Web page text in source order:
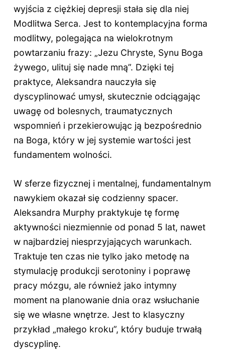
wyjścia z ciężkiej depresji stała się dla niej
Modlitwa Serca. Jest to kontemplacyjna forma
modlitwy, polegająca na wielokrotnym
powtarzaniu frazy: „Jezu Chryste, Synu Boga
żywego, ulituj się nade mną”. Dzięki tej
praktyce, Aleksandra nauczyła się
dyscyplinować umysł, skutecznie odciągając
uwagę od bolesnych, traumatycznych
wspomnień i przekierowując ją bezpośrednio
na Boga, który w jej systemie wartości jest
fundamentem wolności.
W sferze fizycznej i mentalnej, fundamentalnym
nawykiem okazał się codzienny spacer.
Aleksandra Murphy praktykuje tę formę
aktywności niezmiennie od ponad 5 lat, nawet
w najbardziej niesprzyjających warunkach.
Traktuje ten czas nie tylko jako metodę na
stymulację produkcji serotoniny i poprawę
pracy mózgu, ale również jako intymny
moment na planowanie dnia oraz wsłuchanie
się we własne wnętrze. Jest to klasyczny
przykład „małego kroku”, który buduje trwałą
dyscyplinę.